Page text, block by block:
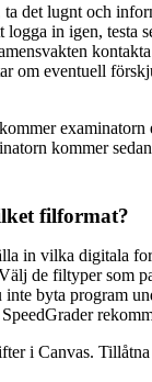
det lugnt och
logga in igen, testa
om eventuell
examinatorn
kommer
filformat?
in vilka digitala
de filtyper som
byta program
i Canvas.